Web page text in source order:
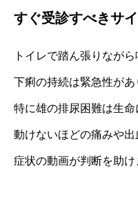
すぐ受診すべきサ
トイレで踏ん張りなが
下痢の持続は緊急性があ
特に雄の排尿困難は生命
動けないほどの痛みや出
症状の動画が判断を助け